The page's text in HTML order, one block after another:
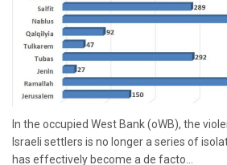
In the occupied West Bank (oWB), the
Israeli settlers is no longer a series of
has effectively become a de facto...